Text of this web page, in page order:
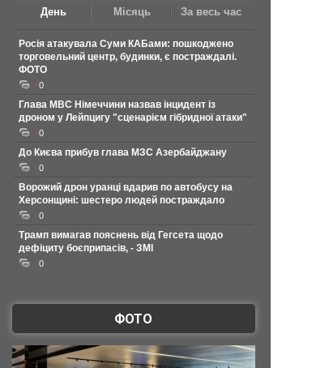
День Місяць За весь час
Росія атакувала Суми КАБами: пошкоджено
торговельний центр, будинки, є постраждалі.
ФОТО
0
Глава МВС Німеччини назвав інцидент із
дроном у Лейпцигу "сценарієм гібридної атаки"
0
До Києва прибув глава МЗС Азербайджану
0
Ворожий дрон уранці вдарив по автобусу на
Херсонщині: шестеро людей постраждало
0
Трамп вимагав пояснень від Гегсета щодо
дефіциту боєприпасів, - ЗМІ
0
ФОТО